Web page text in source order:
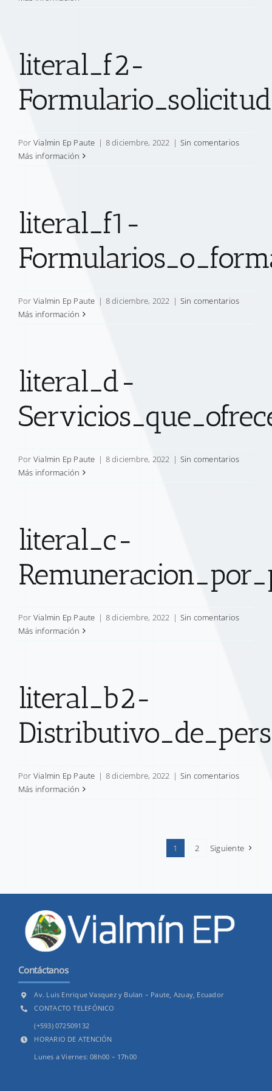
literal_f2-
Por Vialmin Ep Paute | 8 diciembre, 2022 | Sin comentarios
Más información
literal_f1-
Por Vialmin Ep Paute | 8 diciembre, 2022 | Sin comentarios
Más información
literal_d-
Por Vialmin Ep Paute | 8 diciembre, 2022 | Sin comentarios
Más información
literal_c-
Por Vialmin Ep Paute | 8 diciembre, 2022 | Sin comentarios
Más información
literal_b2-
Por Vialmin Ep Paute | 8 diciembre, 2022 | Sin comentarios
Más información
1 2 Siguiente
Contáctanos
Av. Luis Enrique Vasquez y Bulan – Paute, Azuay, Ecuador
CONTACTO TELEFÓNICO
(+593) 072509132
HORARIO DE ATENCIÓN
Lunes a Viernes: 08h00 – 17h00